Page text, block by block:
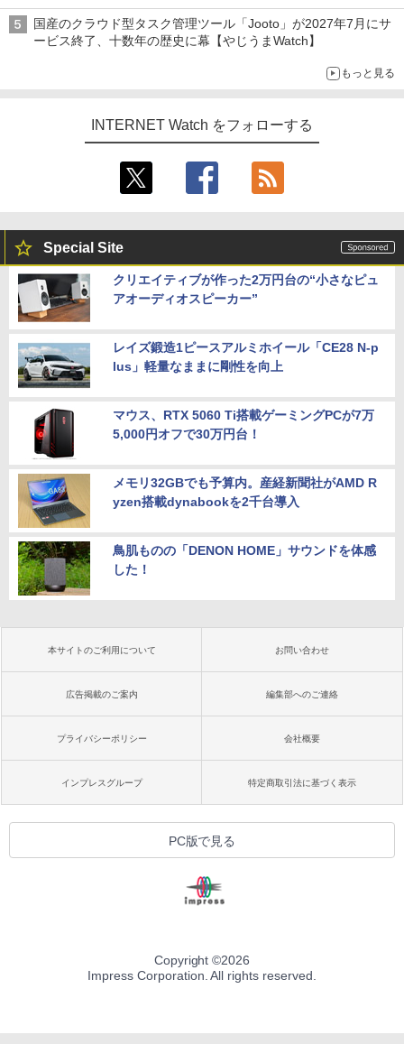
水理史の「イニシャルB」チャンネル】
国産のクラウド型タスク管理ツール「Jooto」が2027年7月にサ
ービス終了、十数年の歴史に幕【やじうまWatch】
もっと見る
INTERNET Watch をフォローする
Special Site
クリエイティブが作った2万円台の“小さなピュ
アオーディオスピーカー”
レイズ鍛造1ピースアルミホイール「CE28 N-p
lus」軽量なままに剛性を向上
マウス、RTX 5060 Ti搭載ゲーミングPCが7万
5,000円オフで30万円台！
メモリ32GBでも予算内。産経新聞社がAMD R
yzen搭載dynabookを2千台導入
鳥肌ものの「DENON HOME」サウンドを体感
した！
本サイトのご利用について お問い合わせ
広告掲載のご案内 編集部へのご連絡
プライバシーポリシー 会社概要
インプレスグループ 特定商取引法に基づく表示
PC版で見る
Copyright ©2026
Impress Corporation. All rights reserved.